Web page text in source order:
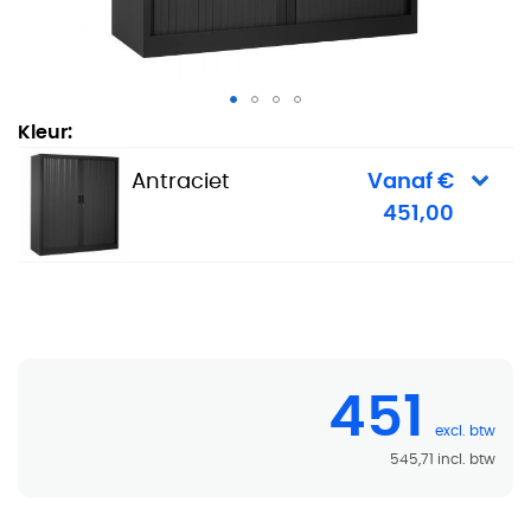
Roldeurkast City 135 x 120 cm - Antraciet
Kleur:
Antraciet
Vanaf €
451,00
451
545,71